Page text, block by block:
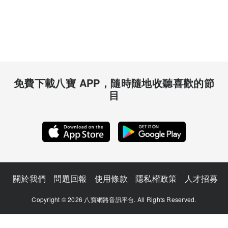
免費下載八寶 APP，隨時隨地收聽喜歡的節
目
關於我們 問題回報 使用條款 隱私權政策 人才招募
Copyright © 2026 八寶網路音訊平台. All Rights Reserved.